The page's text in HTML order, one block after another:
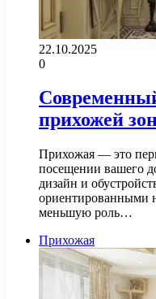
22.10.2025
0
прихожей
Прихожая — это
посещении вашего
дизайн и
ориентированными
меньшую роль…
Прихожая